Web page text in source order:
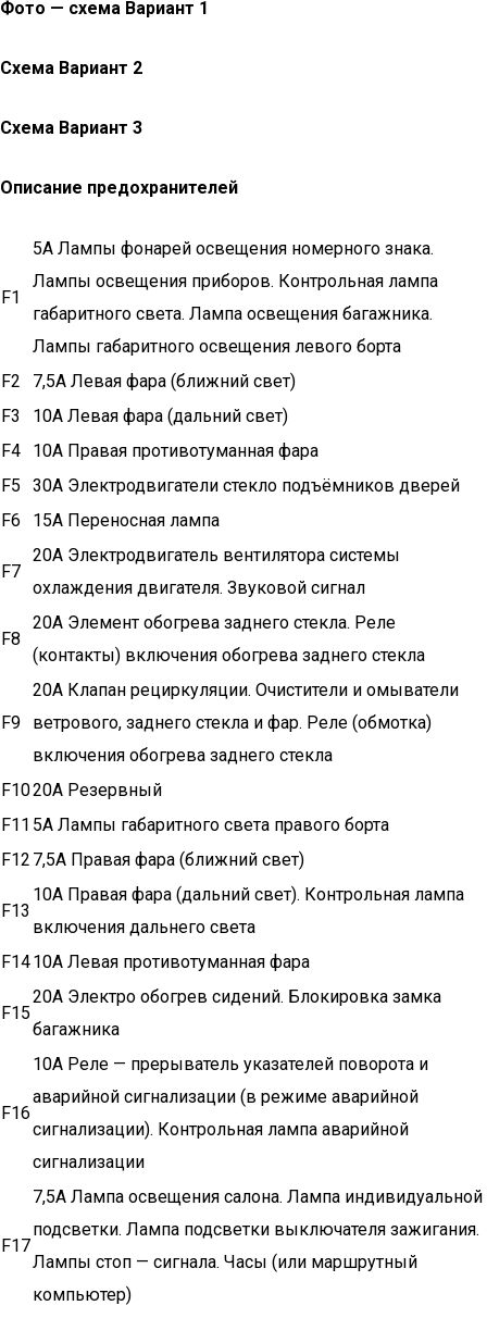
Фото — схема Вариант 1
Схема Вариант 2
Схема Вариант 3
Описание предохранителей
F1
5А Лампы фонарей освещения номерного знака.
Лампы освещения приборов. Контрольная лампа
габаритного света. Лампа освещения багажника.
Лампы габаритного освещения левого борта
F2
7,5А Левая фара (ближний свет)
F3
10А Левая фара (дальний свет)
F4
10А Правая противотуманная фара
F5
30А Электродвигатели стекло подъёмников дверей
F6
15А Переносная лампа
F7
20А Электродвигатель вентилятора системы
охлаждения двигателя. Звуковой сигнал
F8
20А Элемент обогрева заднего стекла. Реле
(контакты) включения обогрева заднего стекла
F9
20А Клапан рециркуляции. Очистители и омыватели
ветрового, заднего стекла и фар. Реле (обмотка)
включения обогрева заднего стекла
F1020А Резервный
F11 5А Лампы габаритного света правого борта
F12 7,5А Правая фара (ближний свет)
F13
10А Правая фара (дальний свет). Контрольная лампа
включения дальнего света
F1410А Левая противотуманная фара
F15
20А Электро обогрев сидений. Блокировка замка
багажника
F16
10А Реле — прерыватель указателей поворота и
аварийной сигнализации (в режиме аварийной
сигнализации). Контрольная лампа аварийной
сигнализации
F17
7,5А Лампа освещения салона. Лампа индивидуальной
подсветки. Лампа подсветки выключателя зажигания.
Лампы стоп — сигнала. Часы (или маршрутный
компьютер)